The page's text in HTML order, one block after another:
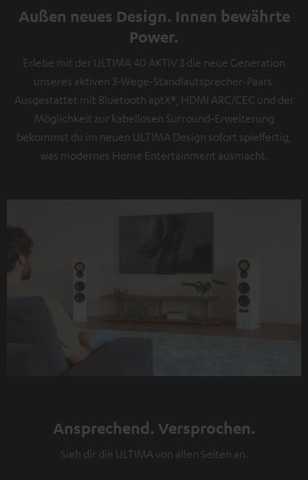
Außen neues Design. Innen bewährte
Power.
Erlebe mit der ULTIMA 40 AKTIV 3 die neue Generation
unseres aktiven 3-Wege-Standlautsprecher-Paars.
Ausgestattet mit Bluetooth aptX®, HDMI ARC/CEC und der
Möglichkeit zur kabellosen Surround-Erweiterung
bekommst du im neuen ULTIMA Design sofort spielfertig,
was modernes Home Entertainment ausmacht.
Ansprechend. Versprochen.
Sieh dir die ULTIMA von allen Seiten an.